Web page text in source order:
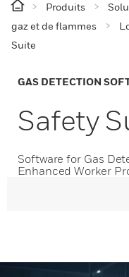
Produits
gaz et de flammes
Suite
GAS DETECTION
Safety
Software for Gas
Enhanced Worker